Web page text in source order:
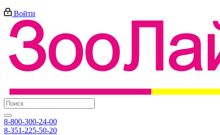
Войти
8-800-300-24-00
8-351-225-50-20